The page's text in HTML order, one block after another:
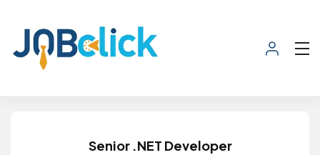
Senior .NET Developer